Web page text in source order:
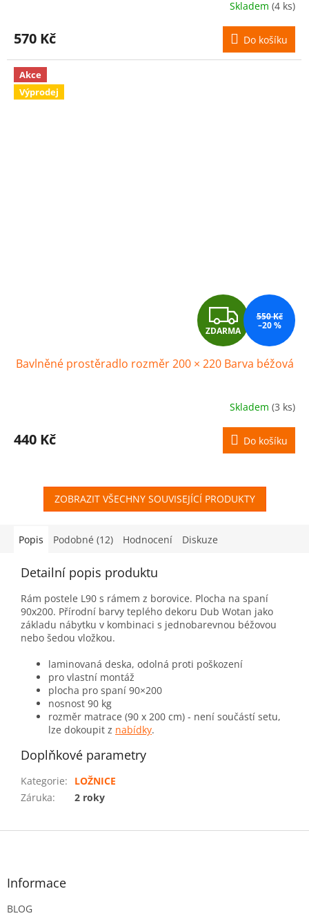
Skladem (4 ks)
570 Kč Do košíku
Akce
Výprodej
Z
D
A
R
M
A
ZDARMA
550 Kč
–20 %
Bavlněné prostěradlo rozměr 200 × 220 Barva béžová
Skladem (3 ks)
440 Kč Do košíku
ZOBRAZIT VŠECHNY SOUVISEJÍCÍ PRODUKTY
Popis Podobné (12) Hodnocení Diskuze
Detailní popis produktu
Rám postele L90 s rámem z borovice. Plocha na spaní
90x200. Přírodní barvy teplého dekoru Dub Wotan jako
základu nábytku v kombinaci s jednobarevnou béžovou
nebo šedou vložkou.
laminovaná deska, odolná proti poškození
pro vlastní montáž
plocha pro spaní 90×200
nosnost 90 kg
rozměr matrace (90 x 200 cm) - není součástí setu,
lze dokoupit z nabídky.
Doplňkové parametry
Kategorie:
LOŽNICE
Záruka: 2 roky
Z
Informace
BLOG